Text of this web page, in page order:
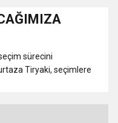
sürecini
Tiryaki, seçimlere